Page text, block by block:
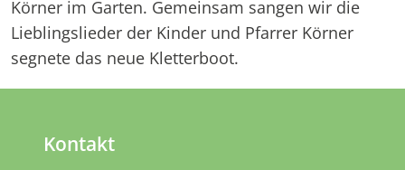
Körner im Garten. Gemeinsam sangen wir die
Lieblingslieder der Kinder und Pfarrer Körner
segnete das neue Kletterboot.
Kontakt